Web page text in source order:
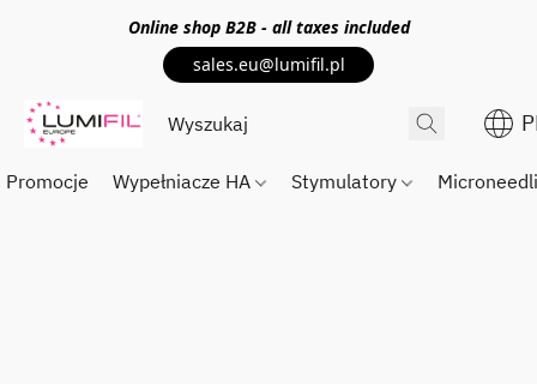
Online shop B2B - all taxes included
sales.eu@lumifil.pl
Promocje Wypełniacze HA Stymulatory